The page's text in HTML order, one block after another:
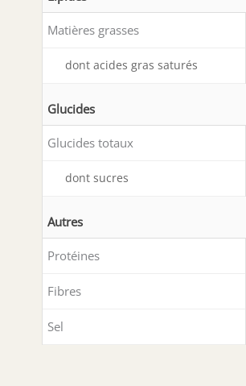
Matières grasses
dont acides gras saturés
Glucides
Glucides totaux
dont sucres
Autres
Protéines
Fibres
Sel